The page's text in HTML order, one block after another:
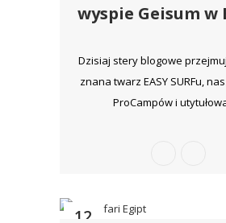
wyspie Geisum w
Dzisiaj stery blogowe
znana twarz EASY SURFu,
ProCampów i
12